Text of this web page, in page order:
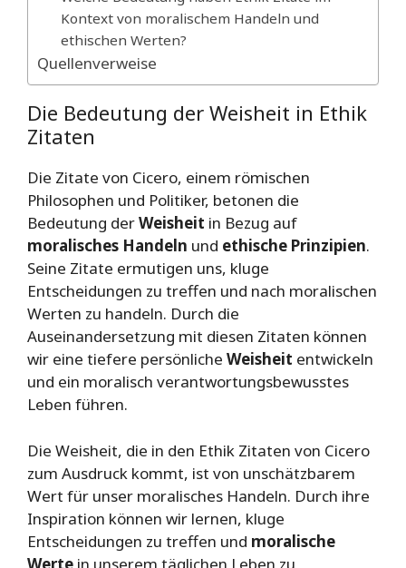
Kontext von moralischem Handeln und
ethischen Werten?
Quellenverweise
Die Bedeutung der Weisheit in Ethik
Zitaten
Die Zitate von Cicero, einem römischen
Philosophen und Politiker, betonen die
Bedeutung derWeisheit in Bezug auf
moralisches Handeln und ethische Prinzipien.
Seine Zitate ermutigen uns, kluge
Entscheidungen zu treffen und nach moralischen
Werten zu handeln. Durch die
Auseinandersetzung mit diesen Zitaten können
wir eine tiefere persönliche Weisheit entwickeln
und ein moralisch verantwortungsbewusstes
Leben führen.
Die Weisheit, die in den Ethik Zitaten von Cicero
zum Ausdruck kommt, ist von unschätzbarem
Wert für unser moralisches Handeln. Durch ihre
Inspiration können wir lernen, kluge
Entscheidungen zu treffen und moralische
Werte in unserem täglichen Leben zu